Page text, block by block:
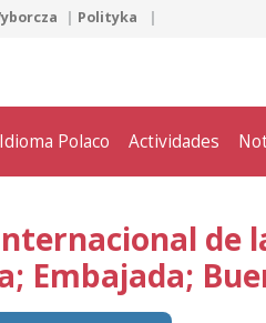
Polityka
Idioma Polaco Actividades
de
Embajada;